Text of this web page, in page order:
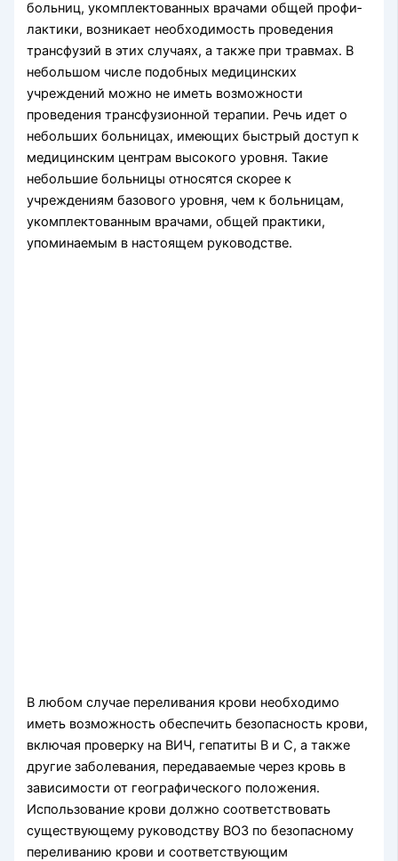
больниц, укомплектованных врачами общей профи­
лактики, возникает необходимость проведения
трансфузий в этих случаях, а также при травмах. В
небольшом числе подобных медицинских
учреждений можно не иметь возможности
проведения трансфузионной терапии. Речь идет о
небольших больницах, имеющих быстрый доступ к
медицинским центрам высокого уровня. Такие
небольшие больницы относятся скорее к
учреждениям базового уровня, чем к больницам,
укомплектованным врачами, общей практики,
упоминаемым в настоящем руководстве.
В любом случае переливания крови необходимо
иметь возможность обеспечить безопасность крови,
включая проверку на ВИЧ, гепатиты В и С, а также
другие забо­левания, передаваемые через кровь в
зависимости от географического положения.
Использование крови должно соответствовать
существующему руководству ВОЗ по безопасному
переливанию крови и соответствующим